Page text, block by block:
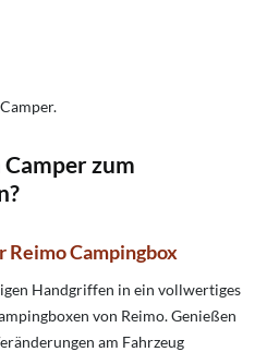
zum
Reimo Campingbox
Handgriffen in ein vollwertiges
von Reimo. Genießen
am Fahrzeug